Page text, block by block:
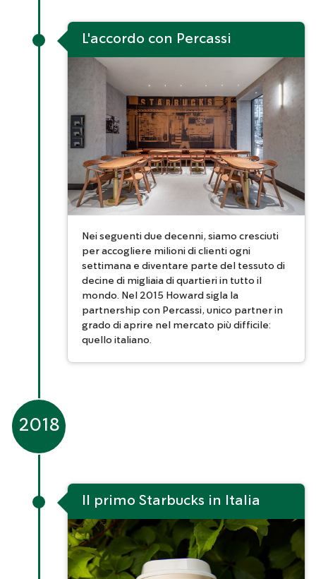
L'accordo con Percassi
Nei seguenti due decenni, siamo cresciuti
per accogliere milioni di clienti ogni
settimana e diventare parte del tessuto di
decine di migliaia di quartieri in tutto il
mondo. Nel 2015 Howard sigla la
partnership con Percassi, unico partner in
grado di aprire nel mercato più difficile:
quello italiano.
2018
Il primo Starbucks in Italia